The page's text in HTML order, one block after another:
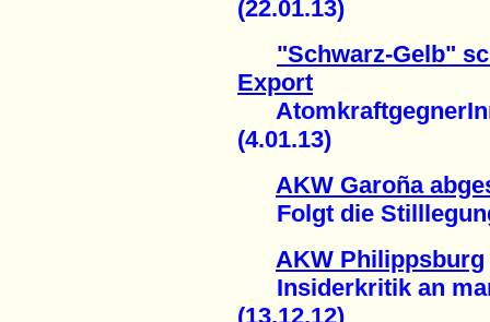
(22.01.13)
"Schwarz-Gelb"
Export
(4.01.13)
AKW Garoña
Folgt die
AKW Philippsburg
Insiderkritik an
(13.12.12)